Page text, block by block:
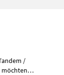
/
möchten